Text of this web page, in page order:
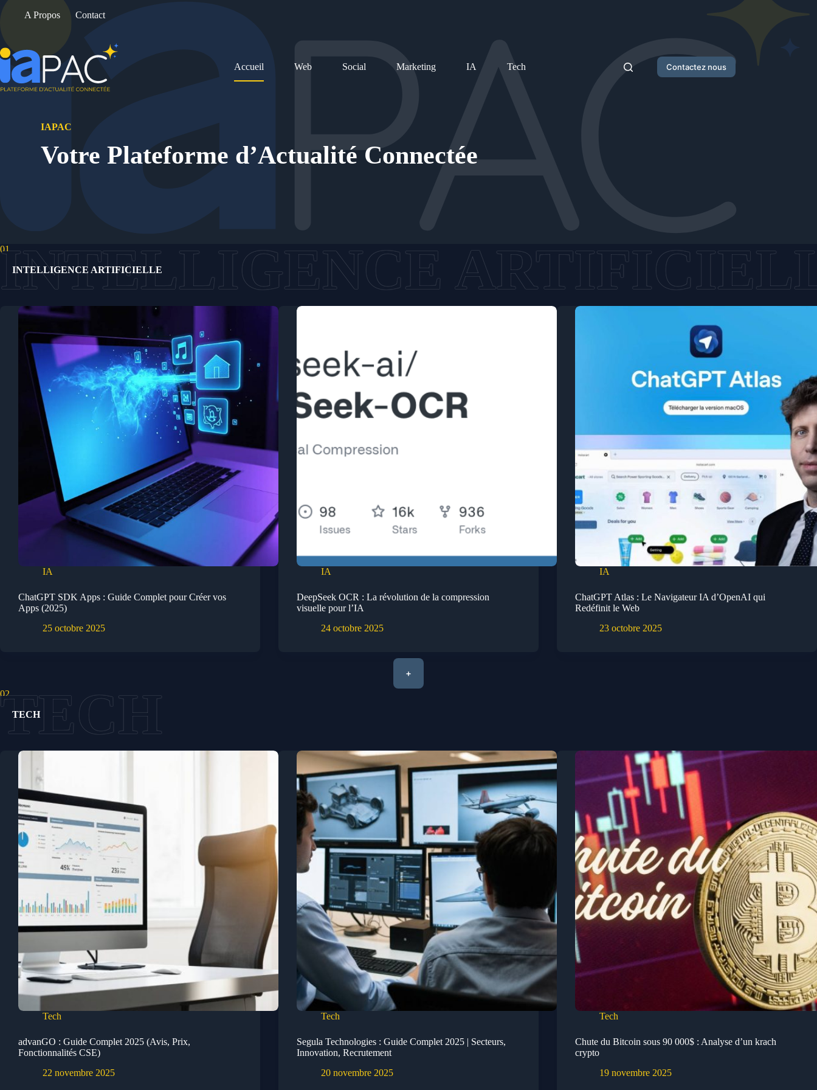
A Propos Contact
Accueil Web Social Marketing IA Tech Contactez nous
IAPAC
Votre Plateforme d’Actualité Connectée
01.
INTELLIGENCE ARTIFICIELLE
IA
ChatGPT SDK Apps : Guide Complet pour Créer vos
Apps (2025)
25 octobre 2025
IA
DeepSeek OCR : La révolution de la compression
visuelle pour l’IA
24 octobre 2025
IA
ChatGPT Atlas : Le Navigateur IA d’OpenAI qui
Redéfinit le Web
23 octobre 2025
+
02.
TECH
Tech
advanGO : Guide Complet 2025 (Avis, Prix,
Fonctionnalités CSE)
22 novembre 2025
Tech
Segula Technologies : Guide Complet 2025 | Secteurs,
Innovation, Recrutement
20 novembre 2025
Tech
Chute du Bitcoin sous 90 000$ : Analyse d’un krach
crypto
19 novembre 2025